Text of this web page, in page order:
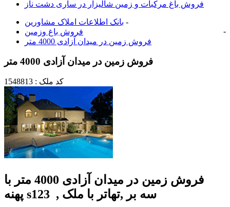
فروش باغ مرکبات و زمین شالیزار در ساری دشت ناز
بانک اطلاعات املاک مشاورين -
فروش باغ وزمین
-
فروش زمین در میدان آزادی 4000 متر
فروش زمین در میدان آزادی 4000 متر
کد ملک : 1548813
فروش زمین در میدان آزادی 4000 متر با
پهنه s123 , سه بر ,تهاتر با ملک